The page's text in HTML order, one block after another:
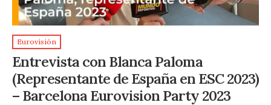
Eurovisión
Entrevista con Blanca Paloma
(Representante de España en ESC 2023)
– Barcelona Eurovision Party 2023